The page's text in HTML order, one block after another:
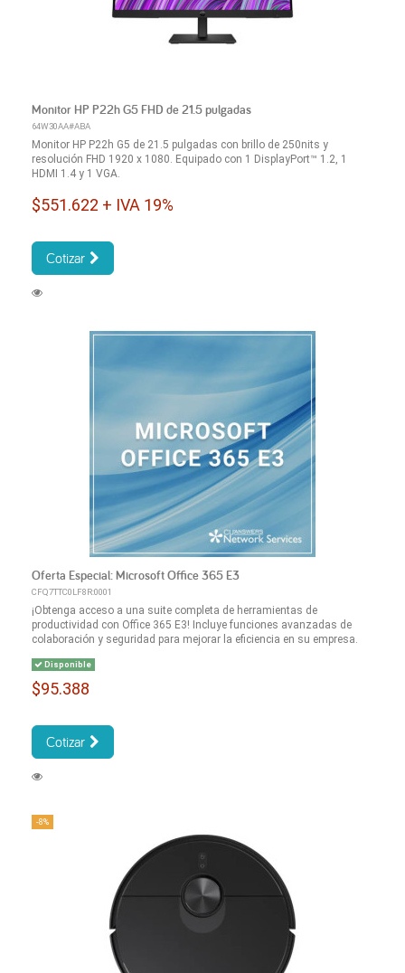
Monitor HP P22h G5 FHD de 21.5 pulgadas
64W30AA#ABA
Monitor HP P22h G5 de 21.5 pulgadas con brillo de 250nits y
resolución FHD 1920 x 1080. Equipado con 1 DisplayPort™ 1.2, 1
HDMI 1.4 y 1 VGA.
$551.622 + IVA 19%
Cotizar
Oferta Especial: Microsoft Office 365 E3
CFQ7TTC0LF8R:0001
¡Obtenga acceso a una suite completa de herramientas de
productividad con Office 365 E3! Incluye funciones avanzadas de
colaboración y seguridad para mejorar la eficiencia en su empresa.
Disponible
$95.388
Cotizar
-8%